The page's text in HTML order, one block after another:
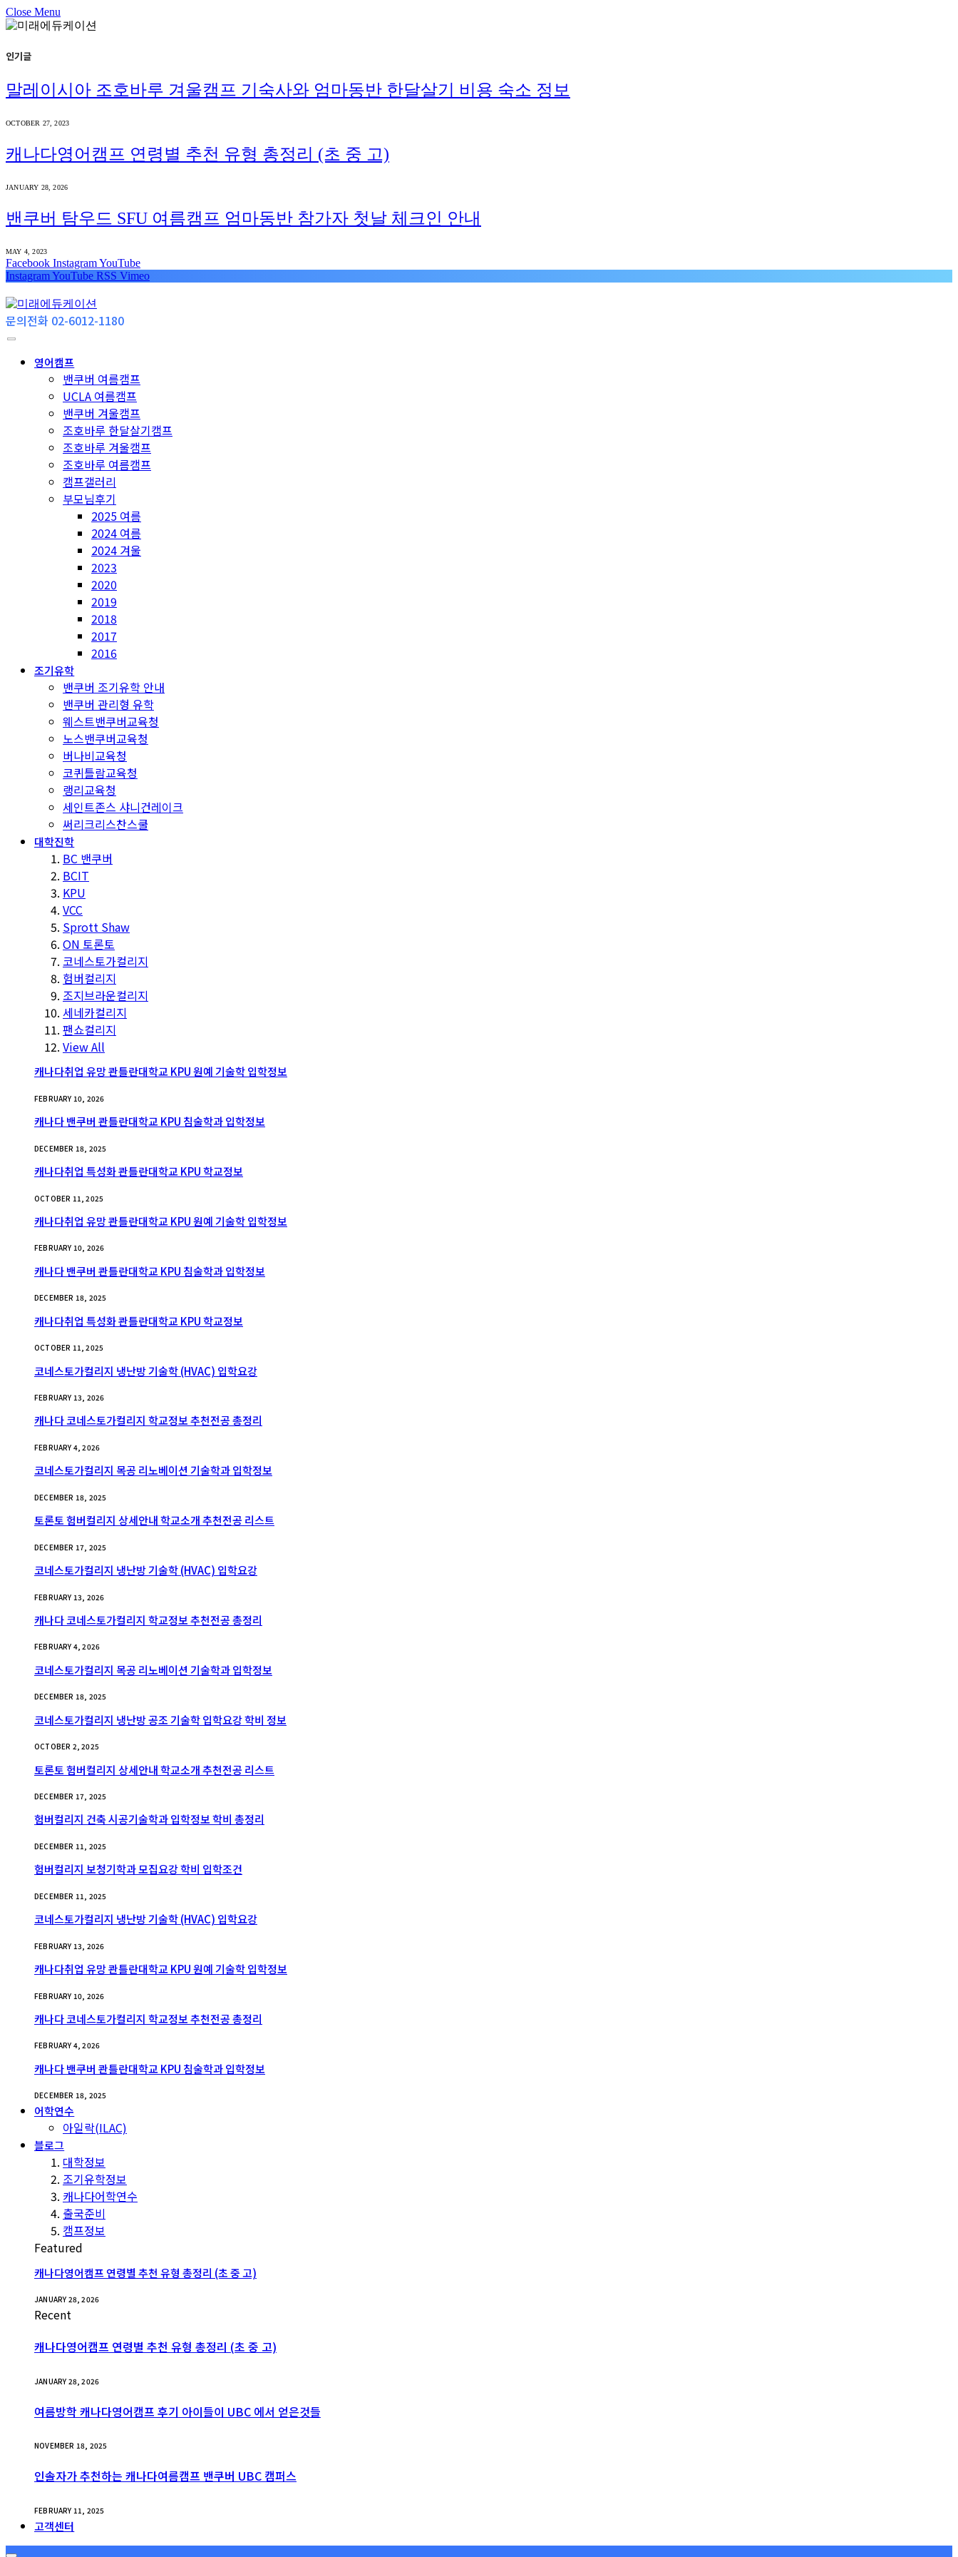
Close Menu
인기글
말레이시아 조호바루 겨울캠프 기숙사와 엄마동반 한달살기 비용 숙소 정보
OCTOBER 27, 2023
캐나다영어캠프 연령별 추천 유형 총정리 (초 중 고)
JANUARY 28, 2026
밴쿠버 탐우드 SFU 여름캠프 엄마동반 참가자 첫날 체크인 안내
MAY 4, 2023
Facebook InstagramYouTube
InstagramYouTube RSS Vimeo
문의전화 02-6012-1180
영어캠프
밴쿠버 여름캠프
UCLA 여름캠프
밴쿠버 겨울캠프
조호바루 한달살기캠프
조호바루 겨울캠프
조호바루 여름캠프
캠프갤러리
부모님후기
2025 여름
2024 여름
2024 겨울
2023
2020
2019
2018
2017
2016
조기유학
밴쿠버 조기유학 안내
밴쿠버 관리형 유학
웨스트밴쿠버교육청
노스밴쿠버교육청
버나비교육청
코퀴틀람교육청
랭리교육청
세인트존스 샤니건레이크
써리크리스찬스쿨
대학진학
BC 밴쿠버
BCIT
KPU
VCC
Sprott Shaw
ON 토론토
코네스토가컬리지
험버컬리지
조지브라운컬리지
세네카컬리지
팬쇼컬리지
View All
캐나다취업 유망 콴틀란대학교 KPU 원예 기술학 입학정보
FEBRUARY 10, 2026
캐나다 밴쿠버 콴틀란대학교 KPU 침술학과 입학정보
DECEMBER 18, 2025
캐나다취업 특성화 콴틀란대학교 KPU 학교정보
OCTOBER 11, 2025
캐나다취업 유망 콴틀란대학교 KPU 원예 기술학 입학정보
FEBRUARY 10, 2026
캐나다 밴쿠버 콴틀란대학교 KPU 침술학과 입학정보
DECEMBER 18, 2025
캐나다취업 특성화 콴틀란대학교 KPU 학교정보
OCTOBER 11, 2025
코네스토가컬리지 냉난방 기술학 (HVAC) 입학요강
FEBRUARY 13, 2026
캐나다 코네스토가컬리지 학교정보 추천전공 총정리
FEBRUARY 4, 2026
코네스토가컬리지 목공 리노베이션 기술학과 입학정보
DECEMBER 18, 2025
토론토 험버컬리지 상세안내 학교소개 추천전공 리스트
DECEMBER 17, 2025
코네스토가컬리지 냉난방 기술학 (HVAC) 입학요강
FEBRUARY 13, 2026
캐나다 코네스토가컬리지 학교정보 추천전공 총정리
FEBRUARY 4, 2026
코네스토가컬리지 목공 리노베이션 기술학과 입학정보
DECEMBER 18, 2025
코네스토가컬리지 냉난방 공조 기술학 입학요강 학비 정보
OCTOBER 2, 2025
토론토 험버컬리지 상세안내 학교소개 추천전공 리스트
DECEMBER 17, 2025
험버컬리지 건축 시공기술학과 입학정보 학비 총정리
DECEMBER 11, 2025
험버컬리지 보청기학과 모집요강 학비 입학조건
DECEMBER 11, 2025
코네스토가컬리지 냉난방 기술학 (HVAC) 입학요강
FEBRUARY 13, 2026
캐나다취업 유망 콴틀란대학교 KPU 원예 기술학 입학정보
FEBRUARY 10, 2026
캐나다 코네스토가컬리지 학교정보 추천전공 총정리
FEBRUARY 4, 2026
캐나다 밴쿠버 콴틀란대학교 KPU 침술학과 입학정보
DECEMBER 18, 2025
어학연수
아일락(ILAC)
블로그
대학정보
조기유학정보
캐나다어학연수
출국준비
캠프정보
Featured
캐나다영어캠프 연령별 추천 유형 총정리 (초 중 고)
JANUARY 28, 2026
Recent
캐나다영어캠프 연령별 추천 유형 총정리 (초 중 고)
JANUARY 28, 2026
여름방학 캐나다영어캠프 후기 아이들이 UBC 에서 얻은것들
NOVEMBER 18, 2025
인솔자가 추천하는 캐나다여름캠프 밴쿠버 UBC 캠퍼스
FEBRUARY 11, 2025
고객센터